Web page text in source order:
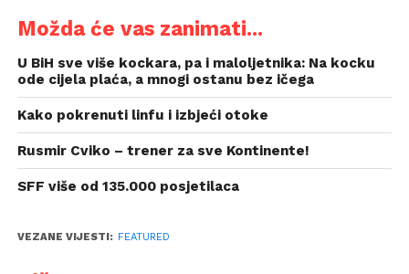
Možda će vas zanimati...
U BiH sve više kockara, pa i maloljetnika: Na kocku
ode cijela plaća, a mnogi ostanu bez ičega
Kako pokrenuti linfu i izbjeći otoke
Rusmir Cviko – trener za sve Kontinente!
SFF više od 135.000 posjetilaca
VEZANE VIJESTI: FEATURED